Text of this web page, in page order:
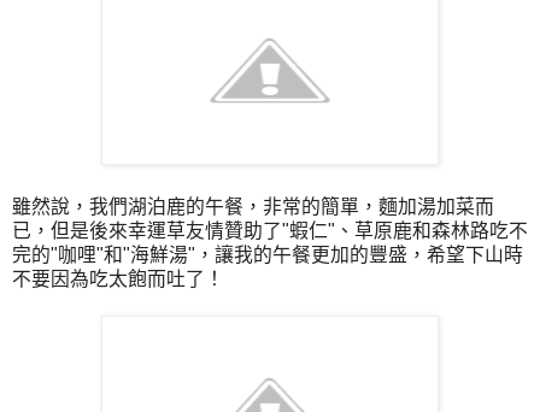
雖然說，我們湖泊鹿的午餐，非常的簡單，麵加湯加菜而
已，但是後來幸運草友情贊助了"蝦仁"、草原鹿和森林路吃不
完的"咖哩"和"海鮮湯"，讓我的午餐更加的豐盛，希望下山時
不要因為吃太飽而吐了！